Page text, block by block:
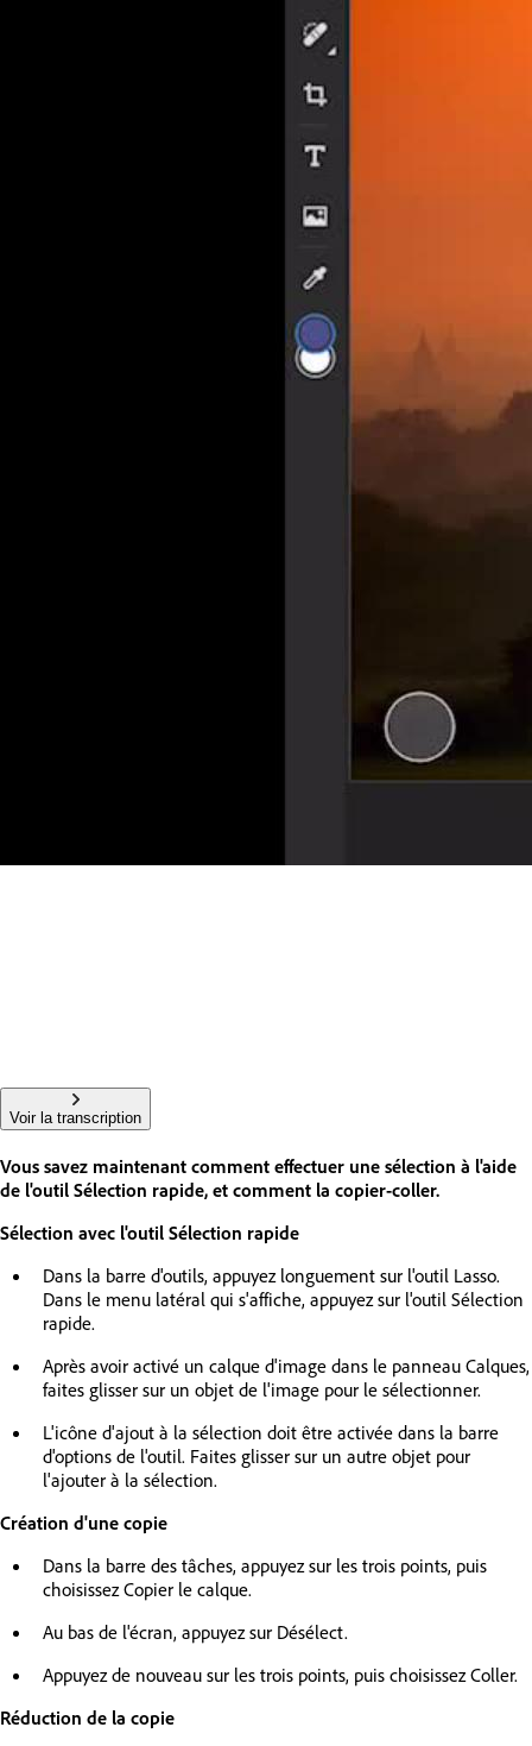
Voir la transcription
Vous savez maintenant comment effectuer une sélection à l'aide
de l'outil Sélection rapide, et comment la copier-coller.
Sélection avec l'outil Sélection rapide
Dans la barre d'outils, appuyez longuement sur l'outil Lasso.
Dans le menu latéral qui s'affiche, appuyez sur l'outil Sélection
rapide.
Après avoir activé un calque d'image dans le panneau Calques,
faites glisser sur un objet de l'image pour le sélectionner.
L'icône d'ajout à la sélection doit être activée dans la barre
d'options de l'outil. Faites glisser sur un autre objet pour
l'ajouter à la sélection.
Création d'une copie
Dans la barre des tâches, appuyez sur les trois points, puis
choisissez Copier le calque.
Au bas de l'écran, appuyez sur Désélect.
Appuyez de nouveau sur les trois points, puis choisissez Coller.
Réduction de la copie